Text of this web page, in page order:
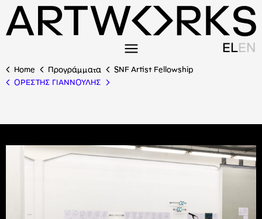
ELEN
Home Προγράμματα
SNF Artist Fellowship
ΟΡΕΣΤΗΣ ΓΙΑΝΝΟΥΛΗΣ